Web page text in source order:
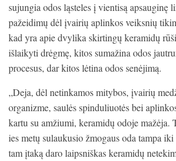
sujungia odos ląsteles į vientisą apsauginę
pažeidimų dėl įvairių aplinkos veiksnių
kad yra apie dvylika skirtingų keramidų
išlaikyti drėgmę, kitos sumažina odos
procesus, dar kitos lėtina odos senėjimą.
„Deja, dėl netinkamos mitybos, įvairių
organizme, saulės spinduliuotės bei
kartu su amžiumi, keramidų odoje mažėja.
ies metų sulaukusio žmogaus oda tampa
tam įtaką daro laipsniškas keramidų